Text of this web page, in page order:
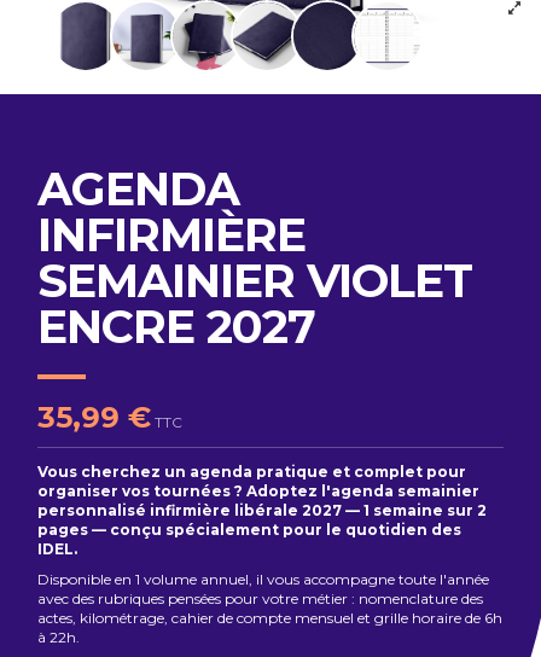
AGENDA
INFIRMIÈRE
SEMAINIER VIOLET
ENCRE 2027
35,99 € TTC
Vous cherchez un agenda pratique et complet pour
organiser vos tournées ? Adoptez l'agenda semainier
personnalisé infirmière libérale 2027 — 1 semaine sur 2
pages — conçu spécialement pour le quotidien des
IDEL.
Disponible en 1 volume annuel, il vous accompagne toute l'année
avec des rubriques pensées pour votre métier : nomenclature des
actes, kilométrage, cahier de compte mensuel et grille horaire de 6h
à 22h.